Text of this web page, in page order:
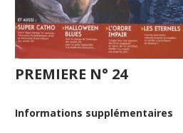
PREMIERE N° 24
Informations supplémentaires